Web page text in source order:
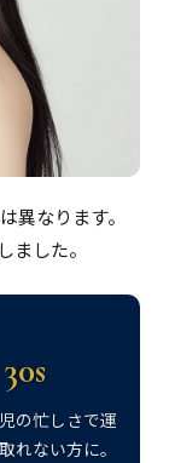
異なります。
ました。
30s
の忙しさで運
れない方に。